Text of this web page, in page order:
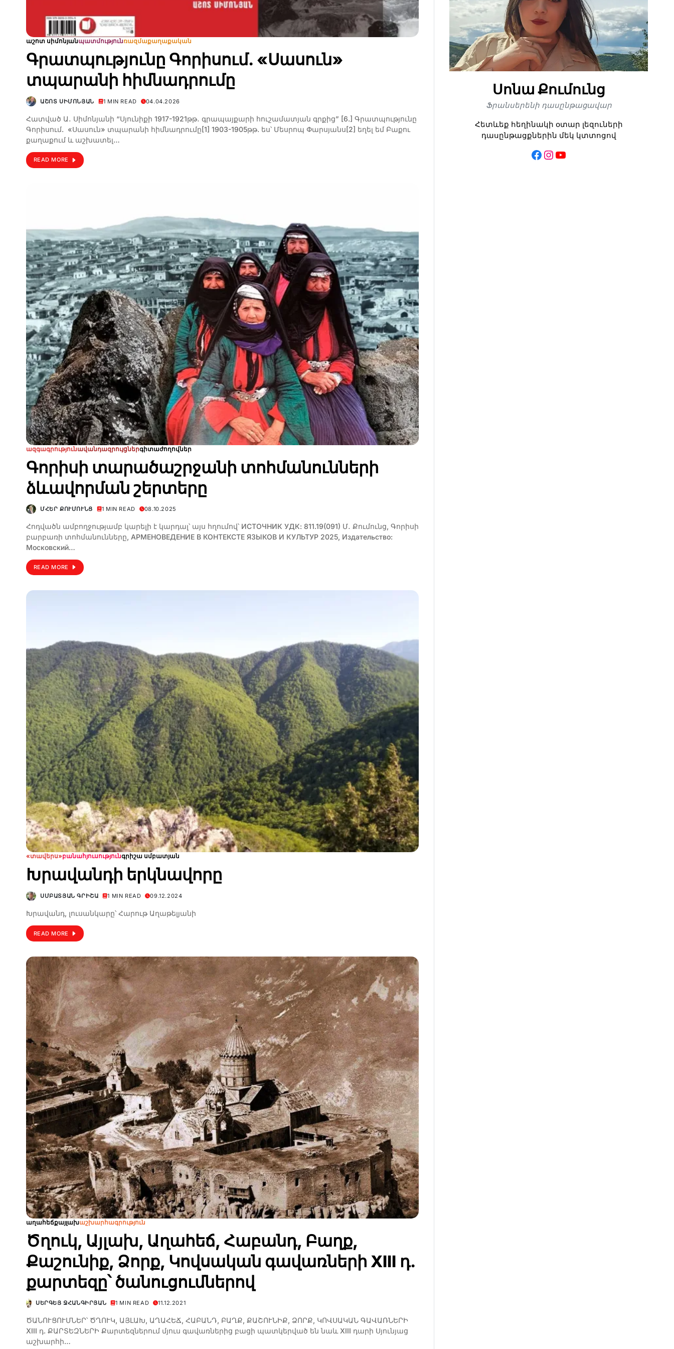
աշոտ սիմոնյանպատմությունռազմաքաղաքական
Գրատպությունը Գորիսում. «Սասուն»
տպարանի հիմնադրումը
ԱՇՈՏ ՍԻՄՈՆՅԱՆ 1 MIN READ 04.04.2026
Հատված Ա․ Սիմոնյանի “Սյունիքի 1917-1921թթ․ գրապայքարի հուշամատյան գրքից” [6.] Գրատպությունը
Գորիսում. «Սասուն» տպարանի հիմնադրումը[1] 1903-1905թթ. ես՝ Մեսրոպ Փարսյանս[2] եղել եմ Բաքու
քաղաքում և աշխատել…
READ MORE
ազգագրությունավանդազրույցներգիտաժողովներ
Գորիսի տարածաշրջանի տոհմանունների
ձևավորման շերտերը
ՄՀԵՐ ՔՈՒՄՈՒՆՑ 1 MIN READ 08.10.2025
Հոդվածն ամբողջությամբ կարելի է կարդալ՝ այս հղումով՝ ИСТОЧНИК УДК: 811.19(091) Մ․ Քումունց, Գորիսի
բարբառի տոհմանունները, АРМЕНОВЕДЕНИЕ В КОНТЕКСТЕ ЯЗЫКОВ И КУЛЬТУР 2025, Издательство:
Московский…
READ MORE
«տավերս»բանահյուսությունգրիշա սմբատյան
Խրավանդի երկնավորը
ՍՄԲԱՏՅԱՆ ԳՐԻՇԱ 1 MIN READ 09.12.2024
Խրավանդ, լուսանկարը՝ Հարութ Աղաթելյանի
READ MORE
աղահեճքայլախաշխարհագրություն
Ծղուկ, Այլախ, Աղահեճ, Հաբանդ, Բաղք,
Քաշունիք, Ձորք, Կովսական գավառների XIII դ.
քարտեզը՝ ծանուցումներով
ՍԵՐԳԵՅ ՋՀԱՆԳԻՐՅԱՆ 1 MIN READ 11.12.2021
ԾԱՆՈՒՑՈՒՄՆԵՐ՝ ԾՂՈՒԿ, ԱՅԼԱԽ, ԱՂԱՀԵՃ, ՀԱԲԱՆԴ, ԲԱՂՔ, ՔԱՇՈՒՆԻՔ, ՁՈՐՔ, ԿՈՎՍԱԿԱՆ ԳԱՎԱՌՆԵՐԻ
XIII դ. ՔԱՐՏԵԶՆԵՐԻ Քարտեզներում մյուս գավառներից բացի պատկերված են նաև XIII դարի Սյունյաց
աշխարհի…
Սոնա Քումունց
Ֆրանսերենի դասընթացավար
Հետևեք հեղինակի օտար լեզուների
դասընթացքներին մեկ կտտոցով